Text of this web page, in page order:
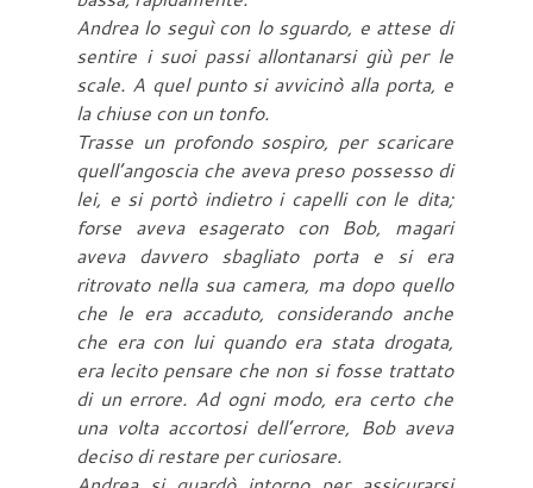
Andrea lo seguì con lo sguardo, e attese di
sentire i suoi passi allontanarsi giù per le
scale. A quel punto si avvicinò alla porta, e
la chiuse con un tonfo.
Trasse un profondo sospiro, per scaricare
quell’angoscia che aveva preso possesso di
lei, e si portò indietro i capelli con le dita;
forse aveva esagerato con Bob, magari
aveva davvero sbagliato porta e si era
ritrovato nella sua camera, ma dopo quello
che le era accaduto, considerando anche
che era con lui quando era stata drogata,
era lecito pensare che non si fosse trattato
di un errore. Ad ogni modo, era certo che
una volta accortosi dell’errore, Bob aveva
deciso di restare per curiosare.